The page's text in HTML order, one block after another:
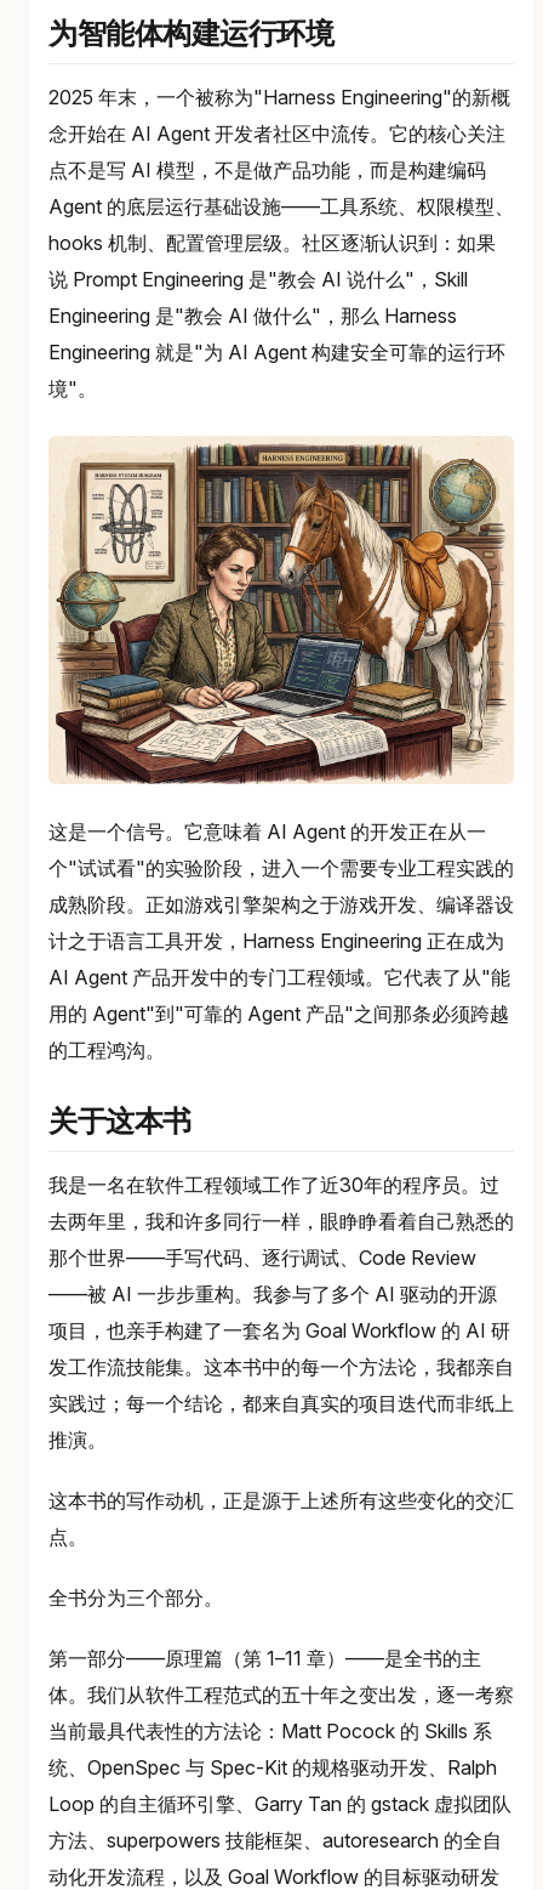
为智能体构建运行环境
2025 年末，一个被称为"Harness Engineering"的新概
念开始在 AI Agent 开发者社区中流传。它的核心关注
点不是写 AI 模型，不是做产品功能，而是构建编码
Agent 的底层运行基础设施——工具系统、权限模型、
hooks 机制、配置管理层级。社区逐渐认识到：如果
说 Prompt Engineering 是"教会 AI 说什么"，Skill
Engineering 是"教会 AI 做什么"，那么 Harness
Engineering 就是"为 AI Agent 构建安全可靠的运行环
境"。
这是一个信号。它意味着 AI Agent 的开发正在从一
个"试试看"的实验阶段，进入一个需要专业工程实践的
成熟阶段。正如游戏引擎架构之于游戏开发、编译器设
计之于语言工具开发，Harness Engineering 正在成为
AI Agent 产品开发中的专门工程领域。它代表了从"能
用的 Agent"到"可靠的 Agent 产品"之间那条必须跨越
的工程鸿沟。
关于这本书
我是一名在软件工程领域工作了近30年的程序员。过
去两年里，我和许多同行一样，眼睁睁看着自己熟悉的
那个世界——手写代码、逐行调试、Code Review
——被 AI 一步步重构。我参与了多个 AI 驱动的开源
项目，也亲手构建了一套名为 Goal Workflow 的 AI 研
发工作流技能集。这本书中的每一个方法论，我都亲自
实践过；每一个结论，都来自真实的项目迭代而非纸上
推演。
这本书的写作动机，正是源于上述所有这些变化的交汇
点。
全书分为三个部分。
第一部分——原理篇（第 1–11 章）——是全书的主
体。我们从软件工程范式的五十年之变出发，逐一考察
当前最具代表性的方法论：Matt Pocock 的 Skills 系
统、OpenSpec 与 Spec-Kit 的规格驱动开发、Ralph
Loop 的自主循环引擎、Garry Tan 的 gstack 虚拟团队
方法、superpowers 技能框架、autoresearch 的全自
动化开发流程，以及 Goal Workflow 的目标驱动研发